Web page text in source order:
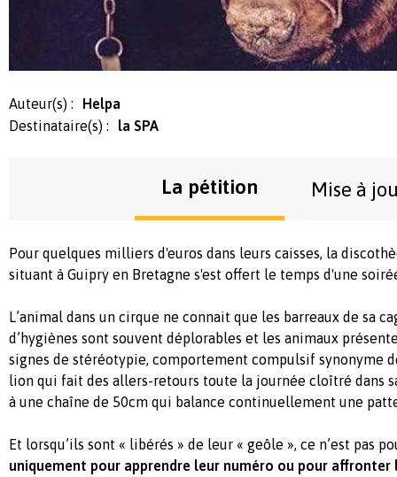
Auteur(s) :
Helpa
Destinataire(s) :
la SPA
La pétition Mise à
Pour quelques milliers d'euros dans leurs caisses, la
situant à Guipry en Bretagne s'est offert le temps d'une
L’animal dans un cirque ne connait que les barreaux de sa
d’hygiènes sont souvent déplorables et les animaux
signes de stéréotypie, comportement compulsif synonyme
lion qui fait des allers-retours toute la journée cloîtré dans
à une chaîne de 50cm qui balance continuellement une
Et lorsqu’ils sont « libérés » de leur « geôle », ce n’est pas
uniquement pour apprendre leur numéro ou pour affronter